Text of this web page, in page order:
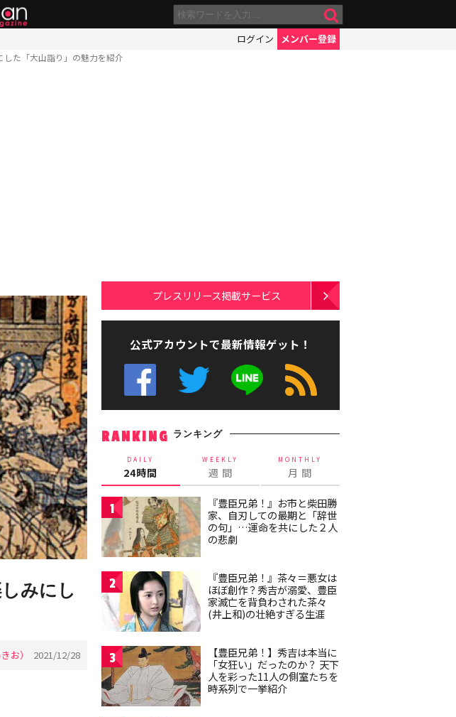
ログイン メンバー登録
た「大山詣り」の魅力を紹介
みにし
お） 2021/12/28
プレスリリース掲載サービス
公式アカウントで最新情報ゲット！
RANKING ランキング
DAILY
24時間
WEEKLY
週 間
MONTHLY
月 間
1
『豊臣兄弟！』お市と柴田勝
家、自刃しての最期と「辞世
の句」…運命を共にした２人
の悲劇
2
『豊臣兄弟！』茶々＝悪女は
ほぼ創作？秀吉が溺愛、豊臣
家滅亡を背負わされた茶々
(井上和)の壮絶すぎる生涯
3
【豊臣兄弟！】秀吉は本当に
「女狂い」だったのか？ 天下
人を彩った11人の側室たちを
時系列で一挙紹介